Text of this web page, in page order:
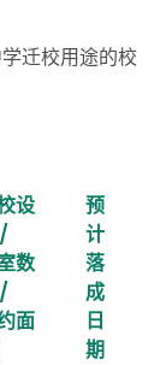
迁校用途的校
设
数
面
预
计
落
成
日
期